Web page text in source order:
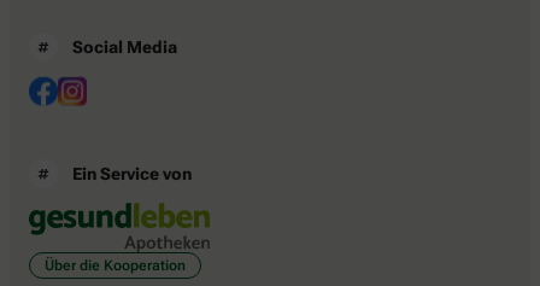
Social Media
Ein Service von
Über die Kooperation